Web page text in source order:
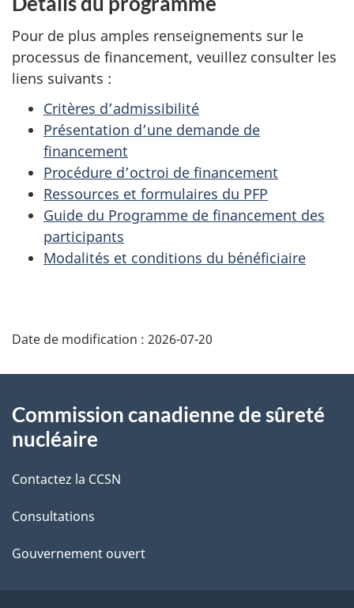
Pour de plus amples renseignements sur le
processus de financement, veuillez consulter les
liens suivants :
Critères d’admissibilité
Présentation d’une demande de
financement
Procédure d’octroi de financement
Ressources et formulaires du PFP
Guide du Programme de financement des
participants
Modalités et conditions du bénéficiaire
é
a
i
l
s
d
Date de modification : 2026-07-20
propos
ce
site
Commission canadienne de sûreté
nucléaire
Contactez la CCSN
Consultations
Gouvernement ouvert